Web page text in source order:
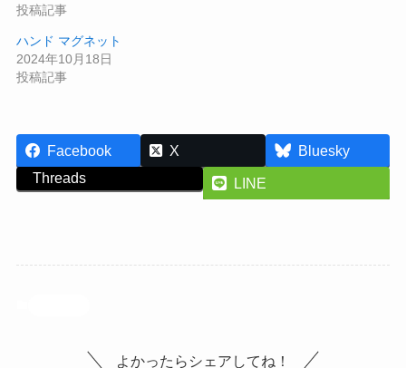
投稿記事
ハンド マグネット
2024年10月18日
投稿記事
Facebook X
Bluesky
Threads
LINE
よかったらシェアしてね！